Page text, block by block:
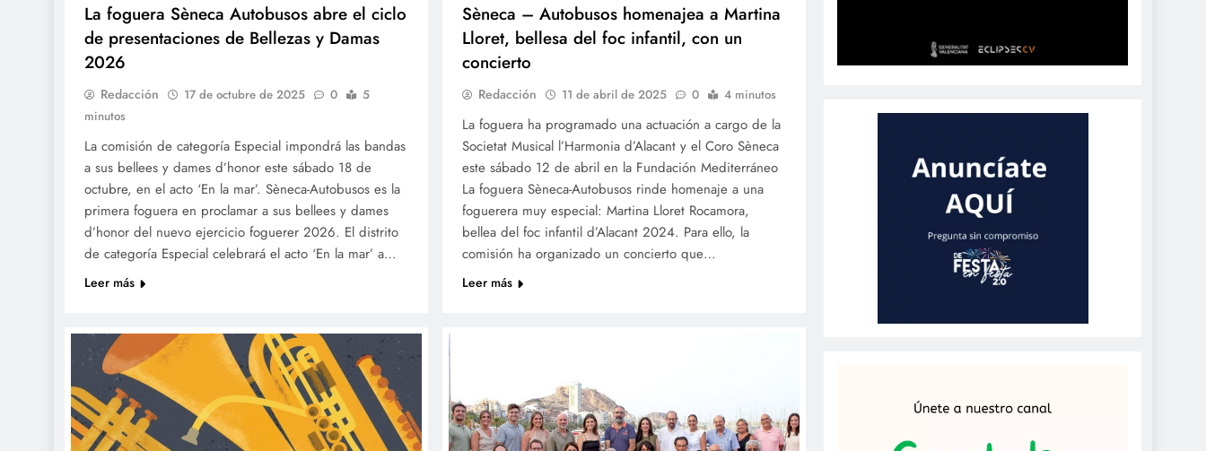
La foguera Sèneca Autobusos abre el ciclo
de presentaciones de Bellezas y Damas
2026
Redacción 17 de octubre de 2025 0
5
minutos
La comisión de categoría Especial impondrá las bandas
a sus bellees y dames d’honor este sábado 18 de
octubre, en el acto ‘En la mar’. Sèneca-Autobusos es la
primera foguera en proclamar a sus bellees y dames
d’honor del nuevo ejercicio foguerer 2026. El distrito
de categoría Especial celebrará el acto ‘En la mar’ a…
Leer más
Sèneca – Autobusos homenajea a Martina
Lloret, bellesa del foc infantil, con un
concierto
Redacción 11 de abril de 2025 0 4 minutos
La foguera ha programado una actuación a cargo de la
Societat Musical l’Harmonia d’Alacant y el Coro Sèneca
este sábado 12 de abril en la Fundación Mediterráneo
La foguera Sèneca-Autobusos rinde homenaje a una
foguerera muy especial: Martina Lloret Rocamora,
bellea del foc infantil d’Alacant 2024. Para ello, la
comisión ha organizado un concierto que…
Leer más